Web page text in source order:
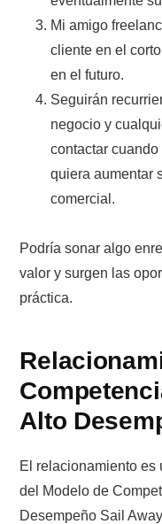
Mi amigo
cliente en el
en el futuro.
Seguirán
negocio y
contactar
quiera aumentar
comercial.
Podría sonar algo
valor y surgen las
práctica.
Alto
El relacionamiento es
del Modelo de
Desempeño Sail